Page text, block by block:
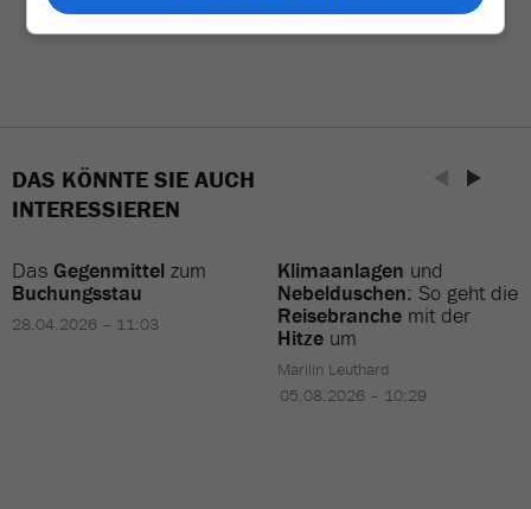
DAS KÖNNTE SIE AUCH
INTERESSIEREN
Das Gegenmittel zum
Buchungsstau
28.04.2026 – 11:03
Klimaanlagen und
Nebelduschen: So geht die
Reisebranche mit der
Hitze um
Marilin Leuthard
05.08.2026 – 10:29